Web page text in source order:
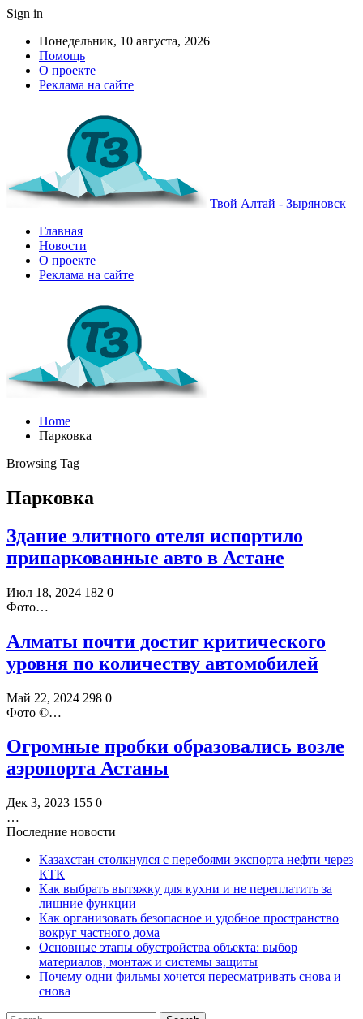
Sign in
Понедельник, 10 августа, 2026
Помощь
О проекте
Реклама на сайте
Твой Алтай - Зыряновск
Главная
Новости
О проекте
Реклама на сайте
Home
Парковка
Browsing Tag
Парковка
Здание элитного отеля испортило
припаркованные авто в Астане
Июл 18, 2024 182 0
Фото…
Алматы почти достиг критического
уровня по количеству автомобилей
Май 22, 2024 298 0
Фото ©️…
Огромные пробки образовались возле
аэропорта Астаны
Дек 3, 2023 155 0
…
Последние новости
Казахстан столкнулся с перебоями экспорта нефти через
КТК
Как выбрать вытяжку для кухни и не переплатить за
лишние функции
Как организовать безопасное и удобное пространство
вокруг частного дома
Основные этапы обустройства объекта: выбор
материалов, монтаж и системы защиты
Почему одни фильмы хочется пересматривать снова и
снова